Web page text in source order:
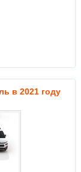
в 2021 году